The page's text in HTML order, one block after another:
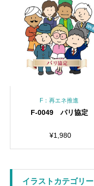
F：再エネ推進
F-0049 パリ協定
¥1,980
イラストカテゴリー